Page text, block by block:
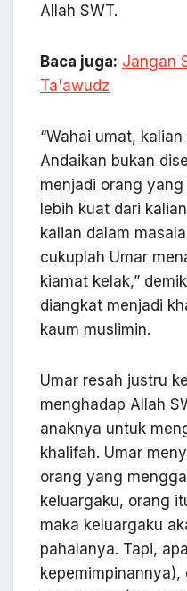
Allah SWT.
Baca juga: Jangan
Ta'awudz
“Wahai umat,
Andaikan bukan
menjadi orang
lebih kuat dari
kalian dalam
cukuplah Umar
kiamat kelak,”
diangkat menjadi
kaum muslimin.
Umar resah justru
menghadap Allah
anaknya untuk
khalifah. Umar
orang yang
keluargaku, orang
maka keluargaku
pahalanya. Tapi,